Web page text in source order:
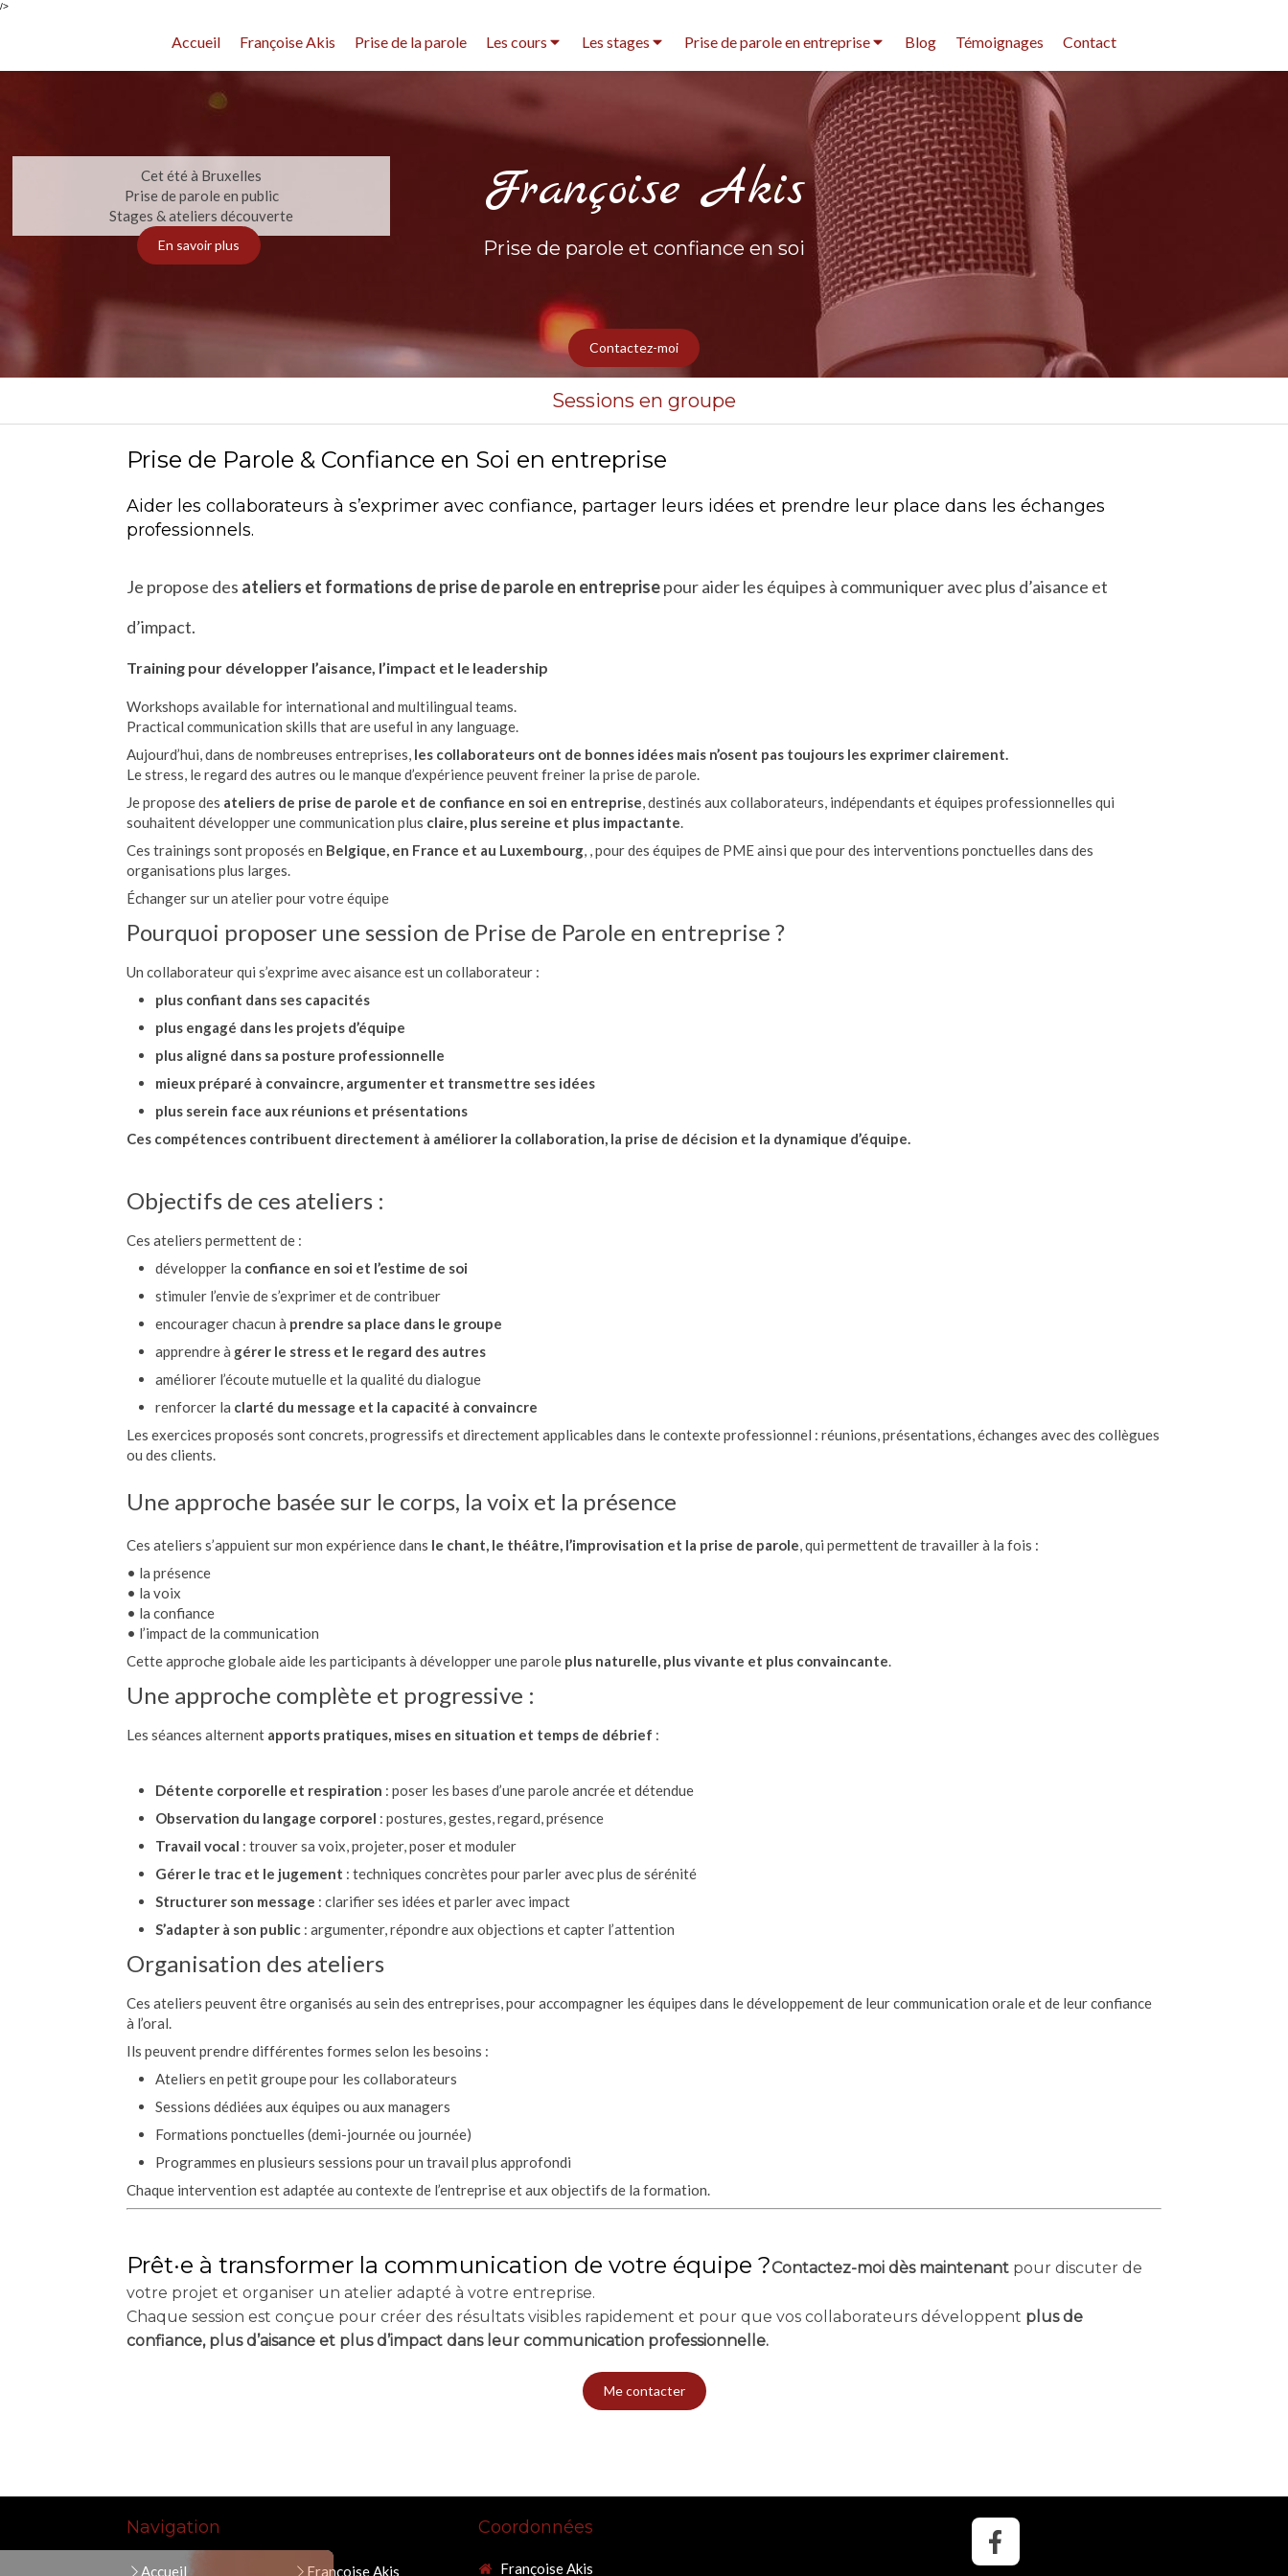
/>
Accueil Françoise Akis Prise de la parole Les cours Les stages Prise de parole en entreprise Blog Témoignages Contact
Françoise Akis
Cet été à Bruxelles
Prise de parole en public
Stages & ateliers découverte
En savoir plus Prise de parole et confiance en soi
Contactez-moi
Sessions en groupe
Prise de Parole & Confiance en Soi en entreprise
Aider les collaborateurs à s’exprimer avec confiance, partager leurs idées et prendre leur place dans les échanges
professionnels.
Je propose des ateliers et formations de prise de parole en entreprisepour aider les équipes à communiquer avec plus d’aisance et
d’impact.
Training pour développer l’aisance, l’impact et le leadership
Workshops available for international and multilingual teams.
Practical communication skills that are useful in any language.
Aujourd’hui, dans de nombreuses entreprises, les collaborateurs ont de bonnes idées mais n’osent pas toujours les exprimer clairement.
Le stress, le regard des autres ou le manque d’expérience peuvent freiner la prise de parole.
Je propose des ateliers de prise de parole et de confiance en soi en entreprise, destinés aux collaborateurs, indépendants et équipes professionnelles qui
souhaitent développer une communication plus claire, plus sereine et plus impactante.
Ces trainings sont proposés en Belgique, en France et au Luxembourg, , pour des équipes de PME ainsi que pour des interventions ponctuelles dans des
organisations plus larges.
Échanger sur un atelier pour votre équipe
Pourquoi proposer une session de Prise de Parole en entreprise ?
Un collaborateur qui s’exprime avec aisance est un collaborateur :
plus confiant dans ses capacités
plus engagé dans les projets d’équipe
plus aligné dans sa posture professionnelle
mieux préparé à convaincre, argumenter et transmettre ses idées
plus serein face aux réunions et présentations
Ces compétences contribuent directement à améliorer la collaboration, la prise de décision et la dynamique d’équipe.
Objectifs de ces ateliers :
Ces ateliers permettent de :
développer la confiance en soi et l’estime de soi
stimuler l’envie de s’exprimer et de contribuer
encourager chacun à prendre sa place dans le groupe
apprendre à gérer le stress et le regard des autres
améliorer l’écoute mutuelle et la qualité du dialogue
renforcer la clarté du message et la capacité à convaincre
Les exercices proposés sont concrets, progressifs et directement applicables dans le contexte professionnel : réunions, présentations, échanges avec des collègues
ou des clients.
Une approche basée sur le corps, la voix et la présence
Ces ateliers s’appuient sur mon expérience dans le chant, le théâtre, l’improvisation et la prise de parole, qui permettent de travailler à la fois :
• la présence
• la voix
• la confiance
• l’impact de la communication
Cette approche globale aide les participants à développer une parole plus naturelle, plus vivante et plus convaincante.
Une approche complète et progressive :
Les séances alternent apports pratiques, mises en situation et temps de débrief :
Détente corporelle et respiration : poser les bases d’une parole ancrée et détendue
Observation du langage corporel : postures, gestes, regard, présence
Travail vocal : trouver sa voix, projeter, poser et moduler
Gérer le trac et le jugement : techniques concrètes pour parler avec plus de sérénité
Structurer son message : clarifier ses idées et parler avec impact
S’adapter à son public : argumenter, répondre aux objections et capter l’attention
Organisation des ateliers
Ces ateliers peuvent être organisés au sein des entreprises, pour accompagner les équipes dans le développement de leur communication orale et de leur confiance
à l’oral.
Ils peuvent prendre différentes formes selon les besoins :
Ateliers en petit groupe pour les collaborateurs
Sessions dédiées aux équipes ou aux managers
Formations ponctuelles (demi-journée ou journée)
Programmes en plusieurs sessions pour un travail plus approfondi
Chaque intervention est adaptée au contexte de l’entreprise et aux objectifs de la formation.
Prêt·e à transformer la communication de votre équipe ?Contactez-moi dès maintenant pour discuter de
votre projet et organiser un atelier adapté à votre entreprise.
Chaque session est conçue pour créer des résultats visibles rapidement et pour que vos collaborateurs développent plus de
confiance, plus d’aisance et plus d’impact dans leur communication professionnelle.
Me contacter
Navigation
Accueil Françoise Akis
Coordonnées
Françoise Akis